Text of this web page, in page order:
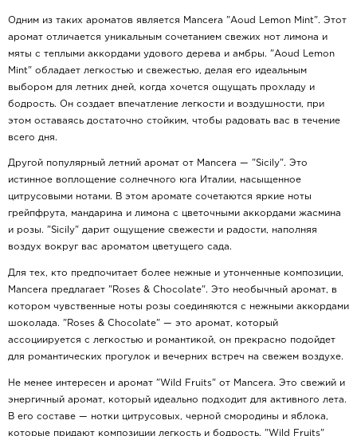
Одним из таких ароматов является Mancera "Aoud Lemon Mint". Этот
аромат отличается уникальным сочетанием свежих нот лимона и
мяты с теплыми аккордами удового дерева и амбры. "Aoud Lemon
Mint" обладает легкостью и свежестью, делая его идеальным
выбором для летних дней, когда хочется ощущать прохладу и
бодрость. Он создает впечатление легкости и воздушности, при
этом оставаясь достаточно стойким, чтобы радовать вас в течение
всего дня.
Другой популярный летний аромат от Mancera — "Sicily". Это
истинное воплощение солнечного юга Италии, насыщенное
цитрусовыми нотами. В этом аромате сочетаются яркие ноты
грейпфрута, мандарина и лимона с цветочными аккордами жасмина
и розы. "Sicily" дарит ощущение свежести и радости, наполняя
воздух вокруг вас ароматом цветущего сада.
Для тех, кто предпочитает более нежные и утонченные композиции,
Mancera предлагает "Roses & Chocolate". Это необычный аромат, в
котором чувственные ноты розы соединяются с нежными аккордами
шоколада. "Roses & Chocolate" — это аромат, который
ассоциируется с легкостью и романтикой, он прекрасно подойдет
для романтических прогулок и вечерних встреч на свежем воздухе.
Не менее интересен и аромат "Wild Fruits" от Mancera. Это свежий и
энергичный аромат, который идеально подходит для активного лета.
В его составе — нотки цитрусовых, черной смородины и яблока,
которые придают композиции легкость и бодрость. "Wild Fruits"